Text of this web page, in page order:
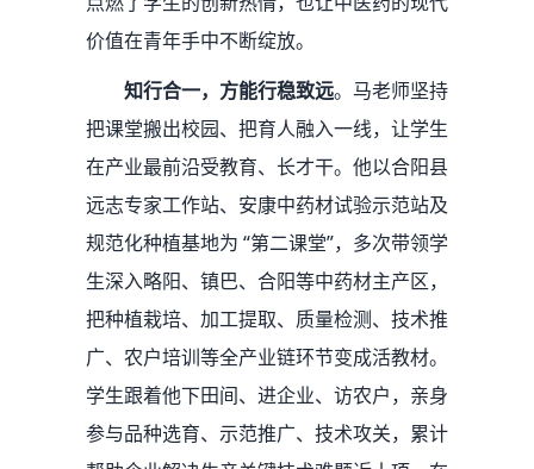
价值在青年手中不断绽放。
知行合一，方能行稳致远。马老师坚持
把课堂搬出校园、把育人融入一线，让学生
在产业最前沿受教育、长才干。他以合阳县
远志专家工作站、安康中药材试验示范站及
规范化种植基地为 “第二课堂”，多次带领学
生深入略阳、镇巴、合阳等中药材主产区，
把种植栽培、加工提取、质量检测、技术推
广、农户培训等全产业链环节变成活教材。
学生跟着他下田间、进企业、访农户，亲身
参与品种选育、示范推广、技术攻关，累计